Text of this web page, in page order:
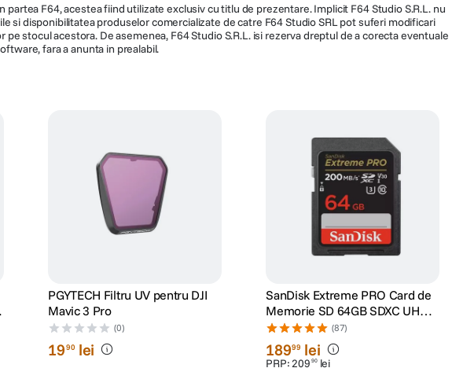
F64, acestea fiind utilizate exclusiv cu titlu de prezentare. Implicit F64 Studio S.R.L. nu
si disponibilitatea produselor comercializate de catre F64 Studio SRL pot suferi modificari
stocul acestora. De asemenea, F64 Studio S.R.L. isi rezerva dreptul de a corecta eventuale
fara a anunta in prealabil.
PGYTECH Filtru UV pentru DJI
Mavic 3 Pro
(0)
1990 lei
SanDisk Extreme PRO Card de
Memorie SD 64GB SDXC UHS-I
Class 10 U3 V30 + 2 Ani
RescuePRO Deluxe
(87)
18999 lei
PRP:209 90 lei